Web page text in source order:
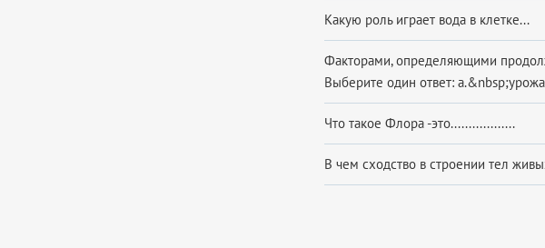
Какую роль играет вода в клетке...
Факторами, определяющими
Выберите один ответ:
Что такое Флора -это..................
В чем сходство в строении тел